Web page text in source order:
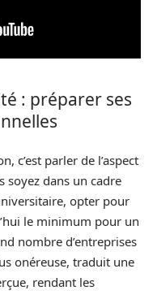
: préparer ses
c’est parler de l’aspect
soyez dans un cadre
opter pour
le minimum pour un
nombre d’entreprises
onéreuse, traduit une
rendant les